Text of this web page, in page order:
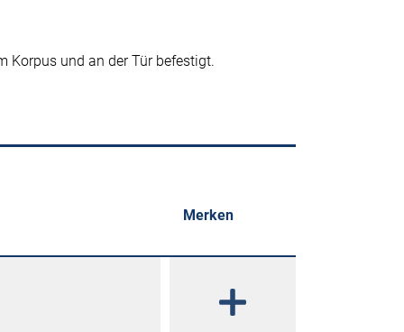
Korpus und an der Tür befestigt.
Merken